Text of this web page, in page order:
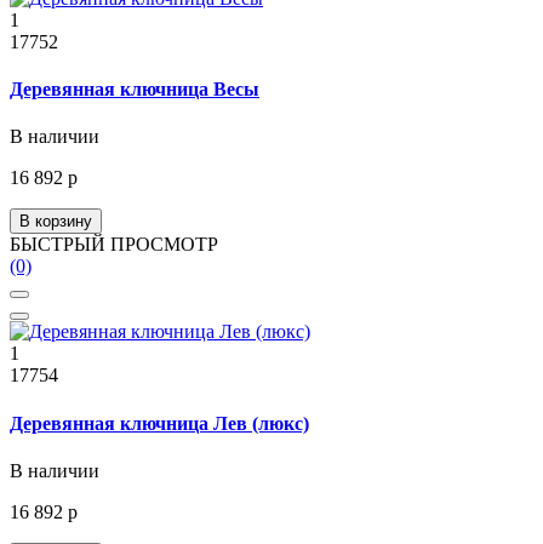
1
17752
Деревянная ключница Весы
В наличии
16 892 р
В корзину
БЫСТРЫЙ ПРОСМОТР
(0)
1
17754
Деревянная ключница Лев (люкс)
В наличии
16 892 р